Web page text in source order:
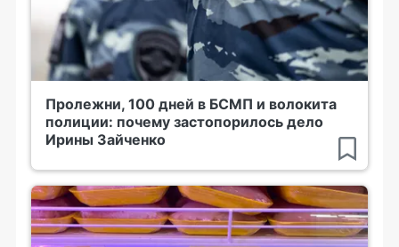
Пролежни, 100 дней в БСМП и волокита
полиции: почему застопорилось дело
Ирины Зайченко